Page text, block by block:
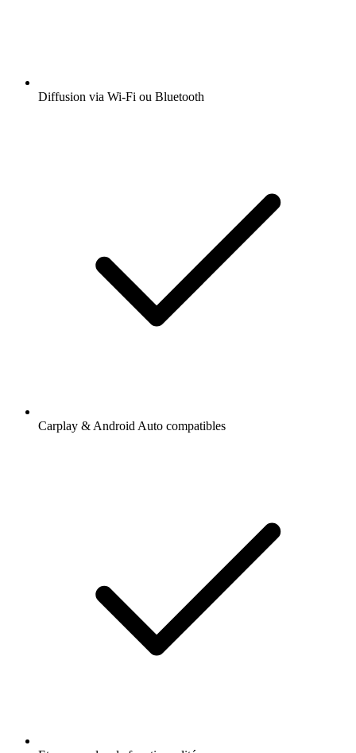
Diffusion via Wi-Fi ou Bluetooth
Carplay & Android Auto compatibles